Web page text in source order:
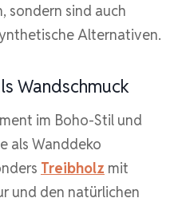
sondern sind auch
Alternativen.
Wandschmuck
im Boho-Stil und
als Wanddeko
Treibholz mit
und den natürlichen